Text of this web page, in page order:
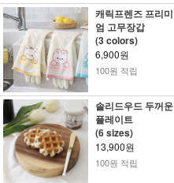
캐릭프렌즈 프리미
엄 고무장갑
(3 colors)
6,900원
100원 적립
솔리드우드 두꺼운
플레이트
(6 sizes)
13,900원
100원 적립